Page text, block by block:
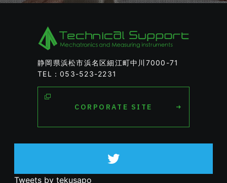
静岡県浜松市浜名区細江町中川7000-71
TEL：053-523-2231
CORPORATE SITE
Tweets by tekusapo